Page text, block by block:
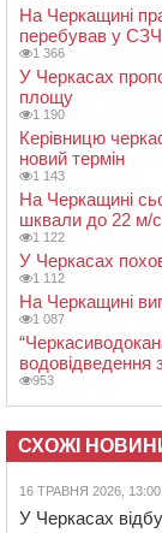
На Черкащині
перебував у СЗЧ
1 366
У Черкасах
площу
1 190
Керівницю
новий термін
1 143
На Черкащині
шквали до 22 м/с
1 122
У Черкасах
1 112
На Черкащині
1 087
водовідведення
953
СХОЖІ
16 ТРАВНЯ 2026, 13:00
У Черкасах